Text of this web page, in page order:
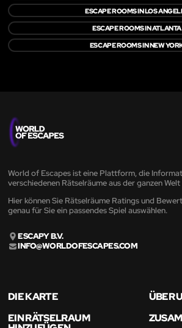
ESCAPE ROOMS IN LOS
ESCAPE ROOMS IN ATLANTA
ESCAPE ROOMS IN NEW
World of Escapes ist eine Plattform, die
verschiedenen Rätselräume aus der ganzen
Hier können Sie Rätselräume Ratings und
genau für Sie ein passendes Spiel auswählen.
ESCAPY B.V.
INFO@WORLDOFESCAPES.COM
DIE KARTE
ÜBER
EIN RÄTSELRAUM